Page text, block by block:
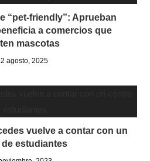
“pet-friendly”: Aprueban
a comercios que
mascotas
agosto, 2025
vuelve a contar con un
estudiantes